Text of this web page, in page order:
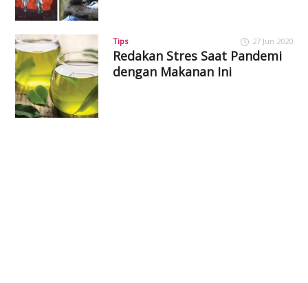
Tips 27 Jun 2020
Redakan Stres Saat Pandemi
dengan Makanan Ini